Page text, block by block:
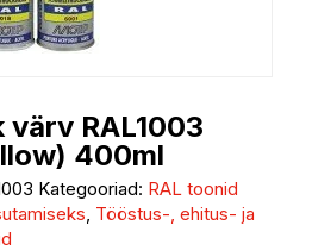
RAL1003
400ml
Kategooriad: RAL toonid
, Tööstus-, ehitus- ja